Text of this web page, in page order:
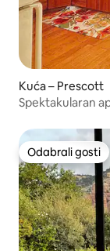
Kuća – Prescott
Spektakularan
Odabrali gosti
Odabrali gosti